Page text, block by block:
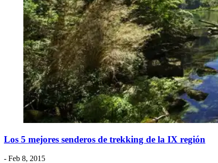
​Los 5 mejores senderos de trekking de la IX región
- Feb 8, 2015